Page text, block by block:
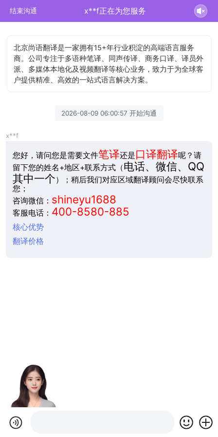
结束沟通 x**f正在为您服务
北京尚语翻译是一家拥有15+年行业积淀的高端语言服务
商。公司专注于多语种笔译、同声传译、商务口译、译员外
派、多媒体本地化及视频翻译等核心业务，致力于为全球客
户提供精准、高效的一站式语言解决方案。
2026-08-09 06:00:57 开始沟通
x**f
您好，请问您是需要文件笔译还是口译翻译呢？请
留下您的姓名+地区+联系方式（电话、微信、QQ
其中一个）；稍后我们对应区域翻译顾问会尽快联系
您；
咨询微信： shineyu1688
客服电话： 400-8580-885
核心优势
翻译价格